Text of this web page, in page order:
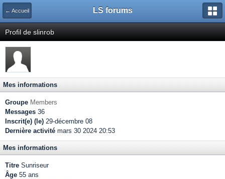
← Accueil LS forums
Profil de slinrob
Mes informations
Groupe Members
Messages 36
Inscrit(e) (le) 29-décembre 08
Dernière activité mars 30 2024 20:53
Mes informations
Titre Sunriseur
Âge 55 ans